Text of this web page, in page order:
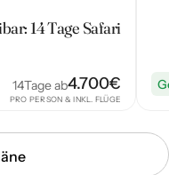
14 Tage Safari
14Tage ab4.700€
PRO PERSON & INKL. FLÜGE